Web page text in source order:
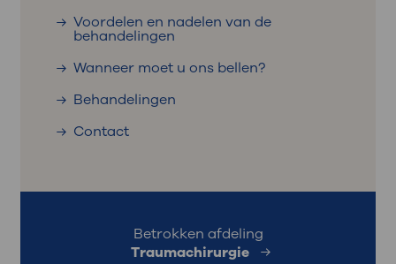
Voordelen en nadelen van de
behandelingen
Wanneer moet u ons bellen?
Behandelingen
Contact
Betrokken afdeling
Traumachirurgie